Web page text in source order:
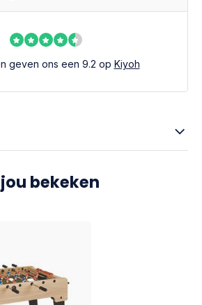
geven ons een 9.2 op Kiyoh
bekeken